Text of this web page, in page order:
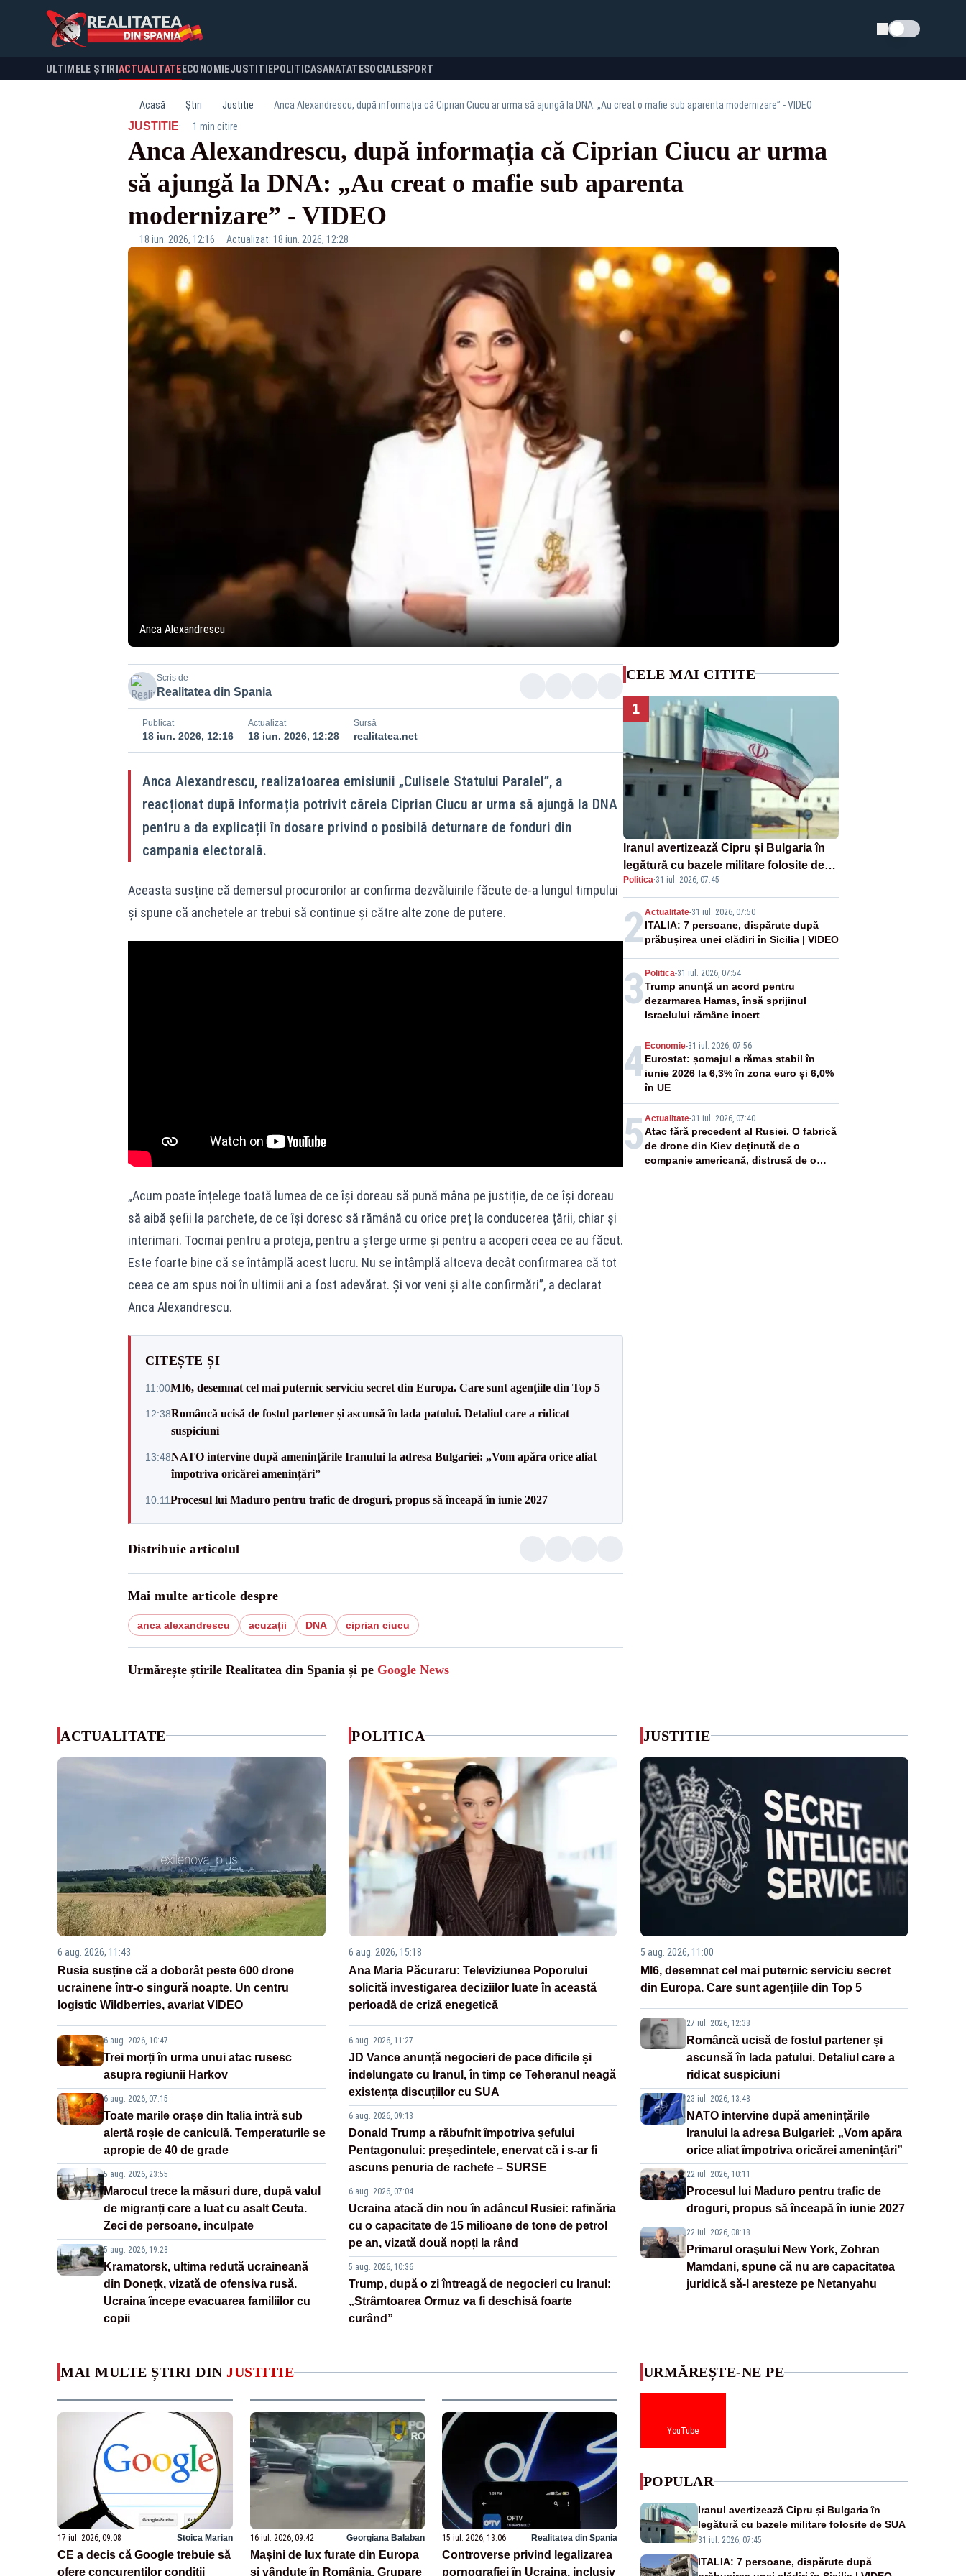
Schimba tema
ULTIMELE ȘTIRI ACTUALITATE ECONOMIEJUSTITIEPOLITICASANATATESOCIALESPORT
Acasă Știri Justitie Anca Alexandrescu, după informația că Ciprian Ciucu ar urma să ajungă la DNA: „Au creat o mafie sub aparenta modernizare” - VIDEO
JUSTITIE· 1 min citire
Anca Alexandrescu, după informația că Ciprian Ciucu ar urma
să ajungă la DNA: „Au creat o mafie sub aparenta
modernizare” - VIDEO
18 iun. 2026, 12:16 Actualizat: 18 iun. 2026, 12:28
Anca Alexandrescu
Scris de
Realitatea din Spania
Publicat
18 iun. 2026, 12:16
Actualizat
18 iun. 2026, 12:28
Sursă
realitatea.net
Anca Alexandrescu, realizatoarea emisiunii „Culisele Statului Paralel”, a
reacționat după informația potrivit căreia Ciprian Ciucu ar urma să ajungă la DNA
pentru a da explicații în dosare privind o posibilă deturnare de fonduri din
campania electorală.
Aceasta susține că demersul procurorilor ar confirma dezvăluirile făcute de-a lungul timpului
și spune că anchetele ar trebui să continue și către alte zone de putere.
„Acum poate înțelege toată lumea de ce își doreau să pună mâna pe justiție, de ce își doreau
să aibă șefii la parchete, de ce își doresc să rămână cu orice preț la conducerea țării, chiar și
interimari. Tocmai pentru a proteja, pentru a șterge urme și pentru a acoperi ceea ce au făcut.
Este foarte bine că se întâmplă acest lucru. Nu se întâmplă altceva decât confirmarea că tot
ceea ce am spus noi în ultimii ani a fost adevărat. Și vor veni și alte confirmări”, a declarat
Anca Alexandrescu.
CITEȘTE ȘI
11:00MI6, desemnat cel mai puternic serviciu secret din Europa. Care sunt agenţiile din Top 5
12:38Româncă ucisă de fostul partener și ascunsă în lada patului. Detaliul care a ridicat
suspiciuni
13:48NATO intervine după amenințările Iranului la adresa Bulgariei: „Vom apăra orice aliat
împotriva oricărei amenințări”
10:11Procesul lui Maduro pentru trafic de droguri, propus să înceapă în iunie 2027
Distribuie articolul
Mai multe articole despre
anca alexandrescu acuzații DNA ciprian ciucu
Urmărește știrile Realitatea din Spania și pe Google News
CELE MAI CITITE
1
Iranul avertizează Cipru și Bulgaria în
legătură cu bazele militare folosite de
SUA
Politica·31 iul. 2026, 07:45
2Actualitate-31 iul. 2026, 07:50
ITALIA: 7 persoane, dispărute după
prăbușirea unei clădiri în Sicilia | VIDEO
3 Politica-31 iul. 2026, 07:54
Trump anunță un acord pentru
dezarmarea Hamas, însă sprijinul
Israelului rămâne incert
4 Economie-31 iul. 2026, 07:56
Eurostat: șomajul a rămas stabil în
iunie 2026 la 6,3% în zona euro și 6,0%
în UE
5 Actualitate-31 iul. 2026, 07:40
Atac fără precedent al Rusiei. O fabrică
de drone din Kiev deținută de o
companie americană, distrusă de o
ACTUALITATE
6 aug. 2026, 11:43
Rusia susține că a doborât peste 600 drone
ucrainene într-o singură noapte. Un centru
logistic Wildberries, avariat VIDEO
6 aug. 2026, 10:47
Trei morți în urma unui atac rusesc
asupra regiunii Harkov
6 aug. 2026, 07:15
Toate marile orașe din Italia intră sub
alertă roșie de caniculă. Temperaturile se
apropie de 40 de grade
5 aug. 2026, 23:55
Marocul trece la măsuri dure, după valul
de migranți care a luat cu asalt Ceuta.
Zeci de persoane, inculpate
5 aug. 2026, 19:28
Kramatorsk, ultima redută ucraineană
din Donețk, vizată de ofensiva rusă.
Ucraina începe evacuarea familiilor cu
copii
POLITICA
6 aug. 2026, 15:18
Ana Maria Păcuraru: Televiziunea Poporului
solicită investigarea deciziilor luate în această
perioadă de criză enegetică
6 aug. 2026, 11:27
JD Vance anunță negocieri de pace dificile și
îndelungate cu Iranul, în timp ce Teheranul neagă
existența discuțiilor cu SUA
6 aug. 2026, 09:13
Donald Trump a răbufnit împotriva șefului
Pentagonului: președintele, enervat că i s-ar fi
ascuns penuria de rachete – SURSE
6 aug. 2026, 07:04
Ucraina atacă din nou în adâncul Rusiei: rafinăria
cu o capacitate de 15 milioane de tone de petrol
pe an, vizată două nopți la rând
5 aug. 2026, 10:36
Trump, după o zi întreagă de negocieri cu Iranul:
„Strâmtoarea Ormuz va fi deschisă foarte
curând”
JUSTITIE
5 aug. 2026, 11:00
MI6, desemnat cel mai puternic serviciu secret
din Europa. Care sunt agenţiile din Top 5
27 iul. 2026, 12:38
Româncă ucisă de fostul partener și
ascunsă în lada patului. Detaliul care a
ridicat suspiciuni
23 iul. 2026, 13:48
NATO intervine după amenințările
Iranului la adresa Bulgariei: „Vom apăra
orice aliat împotriva oricărei amenințări”
22 iul. 2026, 10:11
Procesul lui Maduro pentru trafic de
droguri, propus să înceapă în iunie 2027
22 iul. 2026, 08:18
Primarul oraşului New York, Zohran
Mamdani, spune că nu are capacitatea
juridică să-l aresteze pe Netanyahu
MAI MULTE ȘTIRI DIN JUSTITIE
17 iul. 2026, 09:08 Stoica Marian
CE a decis că Google trebuie să
ofere concurenţilor condiţii
16 iul. 2026, 09:42 Georgiana Balaban
Mașini de lux furate din Europa
și vândute în România. Grupare
15 iul. 2026, 13:06 Realitatea din Spania
Controverse privind legalizarea
pornografiei în Ucraina, inclusiv
URMĂREȘTE-NE PE
YouTube
POPULAR
Iranul avertizează Cipru și Bulgaria în
legătură cu bazele militare folosite de SUA
31 iul. 2026, 07:45
ITALIA: 7 persoane, dispărute după